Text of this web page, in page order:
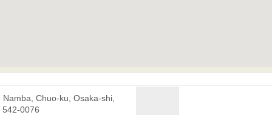
Namba, Chuo-ku, Osaka-shi,
542-0076